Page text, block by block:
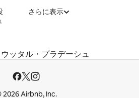
さらに表示
ウッタル・プラデーシュ
2026 Airbnb, Inc.